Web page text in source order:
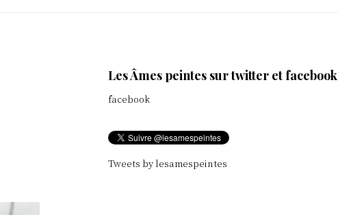
Les Âmes peintes sur twitter et facebook
facebook
Tweets by lesamespeintes